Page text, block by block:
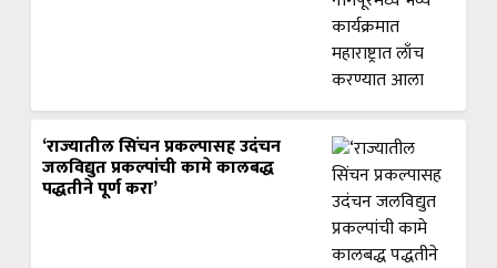
‘राज्यातील सिंचन प्रकल्पासह उदंचन
जलविद्युत प्रकल्पांची कामे कालबद्ध
पद्धतीने पूर्ण करा’